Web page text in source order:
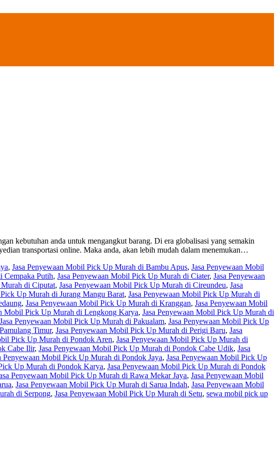
kebutuhan anda untuk mengangkut barang. Di era globalisasi yang semakin
transportasi online. Maka anda, akan lebih mudah dalam menemukan…
, Jasa Penyewaan Mobil Pick Up Murah di Bambu Apus, Jasa Penyewaan Mobil
Cempaka Putih, Jasa Penyewaan Mobil Pick Up Murah di Ciater, Jasa Penyewaan
di Ciputat, Jasa Penyewaan Mobil Pick Up Murah di Cireundeu, Jasa
Up Murah di Jurang Mangu Barat, Jasa Penyewaan Mobil Pick Up Murah di
, Jasa Penyewaan Mobil Pick Up Murah di Kranggan, Jasa Penyewaan Mobil
Mobil Pick Up Murah di Lengkong Karya, Jasa Penyewaan Mobil Pick Up Murah di
Jasa Penyewaan Mobil Pick Up Murah di Pakualam, Jasa Penyewaan Mobil Pick Up
Timur, Jasa Penyewaan Mobil Pick Up Murah di Perigi Baru, Jasa
Pick Up Murah di Pondok Aren, Jasa Penyewaan Mobil Pick Up Murah di
Cabe Ilir, Jasa Penyewaan Mobil Pick Up Murah di Pondok Cabe Udik, Jasa
Penyewaan Mobil Pick Up Murah di Pondok Jaya, Jasa Penyewaan Mobil Pick Up
Up Murah di Pondok Karya, Jasa Penyewaan Mobil Pick Up Murah di Pondok
Penyewaan Mobil Pick Up Murah di Rawa Mekar Jaya, Jasa Penyewaan Mobil
, Jasa Penyewaan Mobil Pick Up Murah di Sarua Indah, Jasa Penyewaan Mobil
di Serpong, Jasa Penyewaan Mobil Pick Up Murah di Setu, sewa mobil pick up